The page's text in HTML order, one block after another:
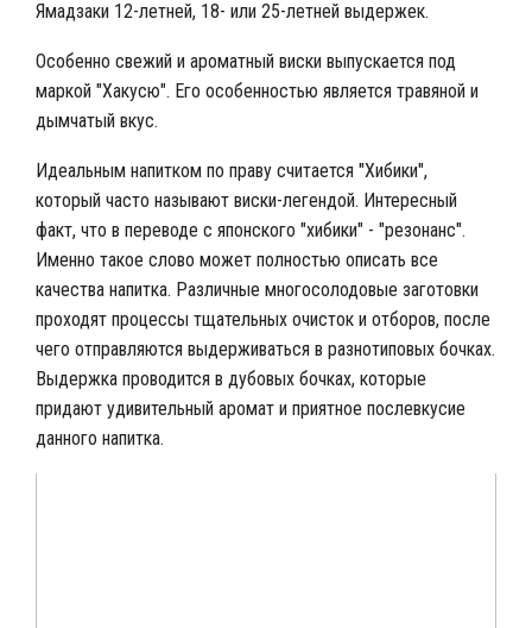
Ямадзаки 12-летней, 18- или 25-летней выдержек.
Особенно свежий и ароматный виски выпускается под
маркой "Хакусю". Его особенностью является травяной и
дымчатый вкус.
Идеальным напитком по праву считается "Хибики",
который часто называют виски-легендой. Интересный
факт, что в переводе с японского "хибики" - "резонанс".
Именно такое слово может полностью описать все
качества напитка. Различные многосолодовые заготовки
проходят процессы тщательных очисток и отборов, после
чего отправляются выдерживаться в разнотиповых бочках.
Выдержка проводится в дубовых бочках, которые
придают удивительный аромат и приятное послевкусие
данного напитка.